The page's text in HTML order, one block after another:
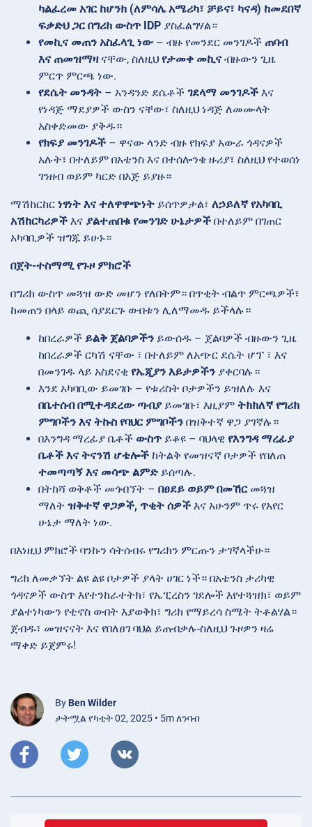
ካልፈረመ አገር ከሆንክ (ለምሳሌአሜሪካ፣ ቻይና፣ ካናዳ) ከመደበኛ
ፍቃድህ ጋር በግሪክ ውስጥ IDP ያስፈልግሃል።
የመኪና መጠን አስፈላጊ ነው– ብዙ የመንደር መንገዶች ጠባብ
እና ጠመዝማዛናቸው, ስለዚህየታመቀ መኪና ብዙውን ጊዜ
ምርጥ ምርጫ ነው.
የደሴት መንዳት – አንዳንድ ደሴቶች ገደላማ መንገዶች እና
የነዳጅ ማደያዎች ውስን ናቸው፣ ስለዚህ ነዳጅ ለመሙላት
አስቀድመው ያቅዱ።
የክፍያ መንገዶች – ዋናው ላንድ ብዙ የክፍያ አውራ ጎዳናዎች
አሉት፣ በተለይም በአቴንስ እና በተሰሎንቄ ዙሪያ፣ ስለዚህ የተወሰነ
ገንዘብ ወይም ካርድ በእጅ ይያዙ።
ማሽከርከር ነፃነት እና ተለዋዋጭነት ይሰጥዎታል፣ ለኃይለኛ የአካባቢ
አሽከርካሪዎች እና ያልተጠበቁ የመንገድ ሁኔታዎች በተለይም በገጠር
አካባቢዎች ዝግጁ ይሁኑ።
በጀት-ተስማሚ የጉዞ ምክሮች
በግሪክ ውስጥ መጓዝ ውድ መሆን የለበትም። በጥቂት ብልጥ ምርጫዎች፣
ከመጠን በላይ ወጪ ሳያደርጉ ውበቱን ሊለማመዱ ይችላሉ።
ከበረራዎች ይልቅ ጀልባዎችን ይውሰዱ – ጀልባዎች ብዙውን ጊዜ
ከበረራዎች ርካሽ ናቸው ፣ በተለይም ለአጭር ደሴት ሆፕ ፣ እና
በመንገዱ ላይ አስደናቂ የኤጂያን እይታዎችን ያቀርባሉ።
እንደ አካባቢው ይመገቡ – የቱሪስት ቦታዎችን ይዝለሉ እና
በቤተሰብ በሚተዳደረው ጣብያ ይመገቡ፣ እዚያም ትክክለኛ የግሪክ
ምግቦችን እና ትኩስ የባህር ምግቦችን በዝቅተኛ ዋጋ ያገኛሉ።
በእንግዳ ማረፊያ ቤቶች ውስጥ ይቆዩ – ባህላዊ የእንግዳ ማረፊያ
ቤቶች እና ትናንሽ ሆቴሎች ከትልቅ የመዝናኛ ቦታዎች የበለጠ
ተመጣጣኝ እና መሳጭ ልምድ ይሰጣሉ.
በትከሻ ወቅቶች መጎብኘት – በፀደይ ወይም በመኸርመጓዝ
ማለት ዝቅተኛ ዋጋዎች, ጥቂት ሰዎች እና አሁንም ጥሩ የአየር
ሁኔታ ማለት ነው.
በእነዚህ ምክሮች ባንኩን ሳትሰብሩ የግሪክን ምርጡን ታገኛላችሁ።
ግሪክ ለመቃኘት ልዩ ልዩ ቦታዎች ያላት ሀገር ነች። በአቴንስ ታሪካዊ
ጎዳናዎች ውስጥ እየተንከራተትክ፣ የኤፒረስን ገደሎች እየተጓዝክ፣ ወይም
ያልተነካውን የቲኖስ ውበት እያወቅክ፣ ግሪክ የማይረሳ ስሜት ትቶልሃል።
ጀብዱ፣ መዝናናት እና የበለፀገ ባህል ይጠብቃሉ-ስለዚህ ጉዞዎን ዛሬ
ማቀድ ይጀምሩ!
By Ben Wilder
ታትሟል የካቲት 02, 2025 • 5m ለንባብ